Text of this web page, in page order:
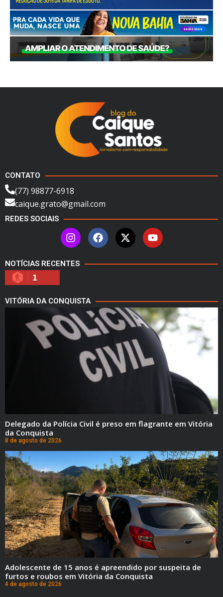
CONTATO
(77) 98877-6918
caique.grato@gmail.com
REDES SOCIAIS
NOTÍCIAS RECENTES
1
VITÓRIA DA CONQUISTA
Delegado da Polícia Civil é preso em flagrante em Vitória
da Conquista
8 de agosto de 2026
Adolescente de 15 anos é apreendido por suspeita de
furtos e roubos em Vitória da Conquista
4 de agosto de 2026